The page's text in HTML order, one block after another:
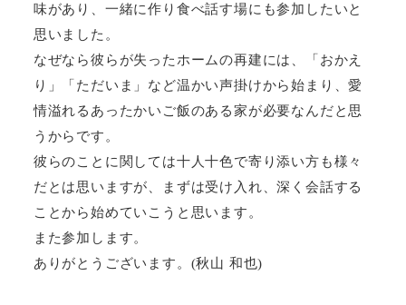
味があり、一緒に作り食べ話す場にも参加したいと
思いました。
なぜなら彼らが失ったホームの再建には、「おかえ
り」「ただいま」など温かい声掛けから始まり、愛
情溢れるあったかいご飯のある家が必要なんだと思
うからです。
彼らのことに関しては十人十色で寄り添い方も様々
だとは思いますが、まずは受け入れ、深く会話する
ことから始めていこうと思います。
また参加します。
ありがとうございます。 (秋山 和也)